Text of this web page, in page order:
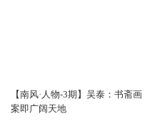
【南风·人物-3期】吴泰：书斋画
案即广阔天地